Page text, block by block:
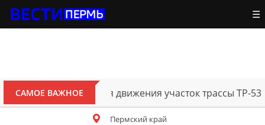
☰
САМОЕ ВАЖНОЕ
В Перми открыт для движения участок трассы ТР-53
Пермский край